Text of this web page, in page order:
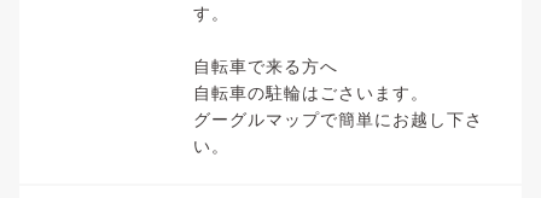
す。
自転車で来る方へ
自転車の駐輪はごさいます。
グーグルマップで簡単にお越し下さ
い。